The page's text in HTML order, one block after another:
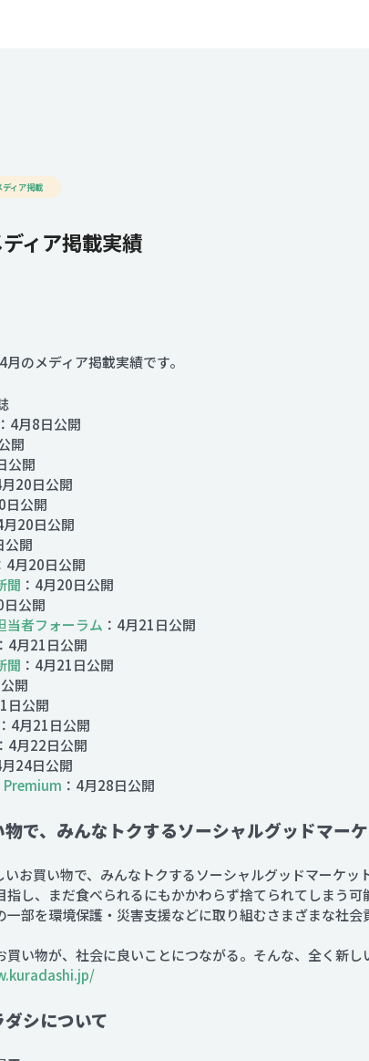
ディア掲載
ィア掲載実績
のメディア掲載実績です。
：4月8日公開
開
公開
月20日公開
日公開
月20日公開
公開
4月20日公開
聞 ：4月20日公開
日公開
当者フォーラム ：4月21日公開
：4月21日公開
聞 ：4月21日公開
開
日公開
：4月21日公開
：4月22日公開
月24日公開
Premium ：4月28日公開
で、みんなトクするソーシャルグッドマー
お買い物で、みんなトクするソーシャルグッドマーケット
指し、まだ食べられるにもかかわらず捨てられてしまう可
一部を環境保護・災害支援などに取り組むさまざまな社
買い物が、社会に良いことにつながる。そんな、全く新し
シについて